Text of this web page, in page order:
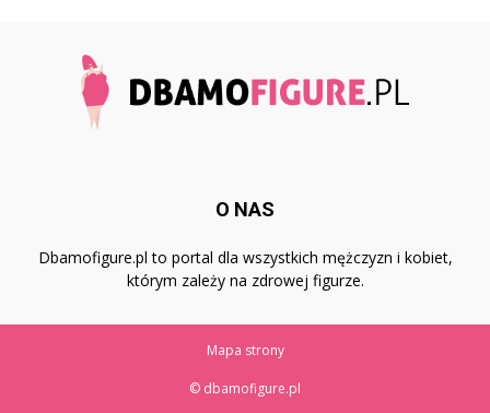
O NAS
Dbamofigure.pl to portal dla wszystkich mężczyzn i kobiet,
którym zależy na zdrowej figurze.
Mapa strony
© dbamofigure.pl